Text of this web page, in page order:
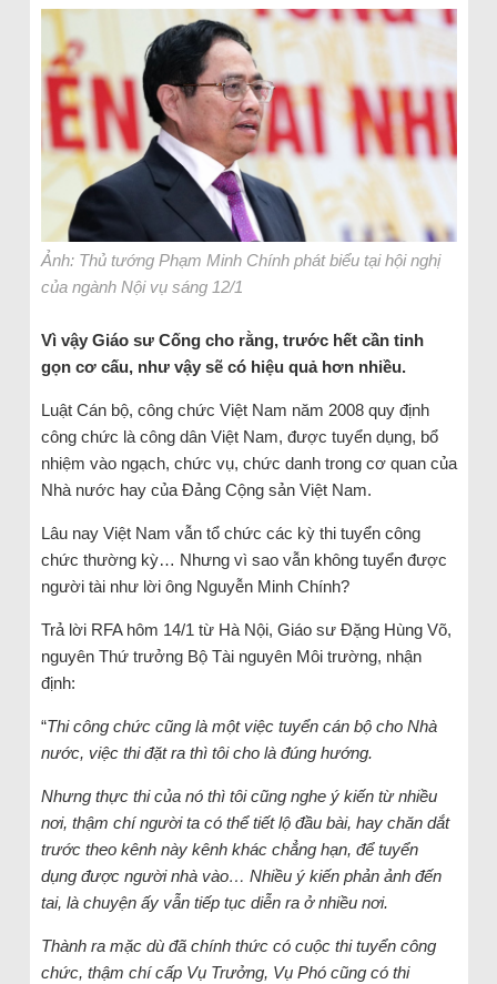
Ảnh: Thủ tướng Phạm Minh Chính phát biểu tại hội nghị
của ngành Nội vụ sáng 12/1
Vì vậy Giáo sư Cống cho rằng, trước hết cần tinh
gọn cơ cấu, như vậy sẽ có hiệu quả hơn nhiều.
Luật Cán bộ, công chức Việt Nam năm 2008 quy định
công chức là công dân Việt Nam, được tuyển dụng, bổ
nhiệm vào ngạch, chức vụ, chức danh trong cơ quan của
Nhà nước hay của Đảng Cộng sản Việt Nam.
Lâu nay Việt Nam vẫn tổ chức các kỳ thi tuyển công
chức thường kỳ… Nhưng vì sao vẫn không tuyển được
người tài như lời ông Nguyễn Minh Chính?
Trả lời RFA hôm 14/1 từ Hà Nội, Giáo sư Đặng Hùng Võ,
nguyên Thứ trưởng Bộ Tài nguyên Môi trường, nhận
định:
“Thi công chức cũng là một việc tuyển cán bộ cho Nhà
nước, việc thi đặt ra thì tôi cho là đúng hướng.
Nhưng thực thi của nó thì tôi cũng nghe ý kiến từ nhiều
nơi, thậm chí người ta có thể tiết lộ đầu bài, hay chăn dắt
trước theo kênh này kênh khác chẳng hạn, để tuyển
dụng được người nhà vào… Nhiều ý kiến phản ảnh đến
tai, là chuyện ấy vẫn tiếp tục diễn ra ở nhiều nơi.
Thành ra mặc dù đã chính thức có cuộc thi tuyển công
chức, thậm chí cấp Vụ Trưởng, Vụ Phó cũng có thi